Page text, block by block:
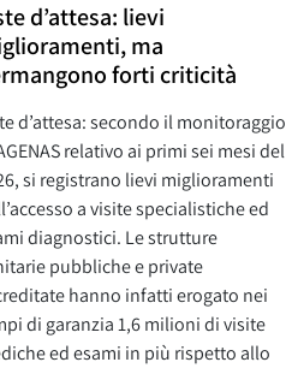
d’attesa: lievi
ma
forti criticità
d’attesa: secondo il monitoraggio
relativo ai primi sei mesi del
si registrano lievi miglioramenti
a visite specialistiche ed
diagnostici. Le strutture
pubbliche e private
hanno infatti erogato nei
di garanzia 1,6 milioni di visite
ed esami in più rispetto allo